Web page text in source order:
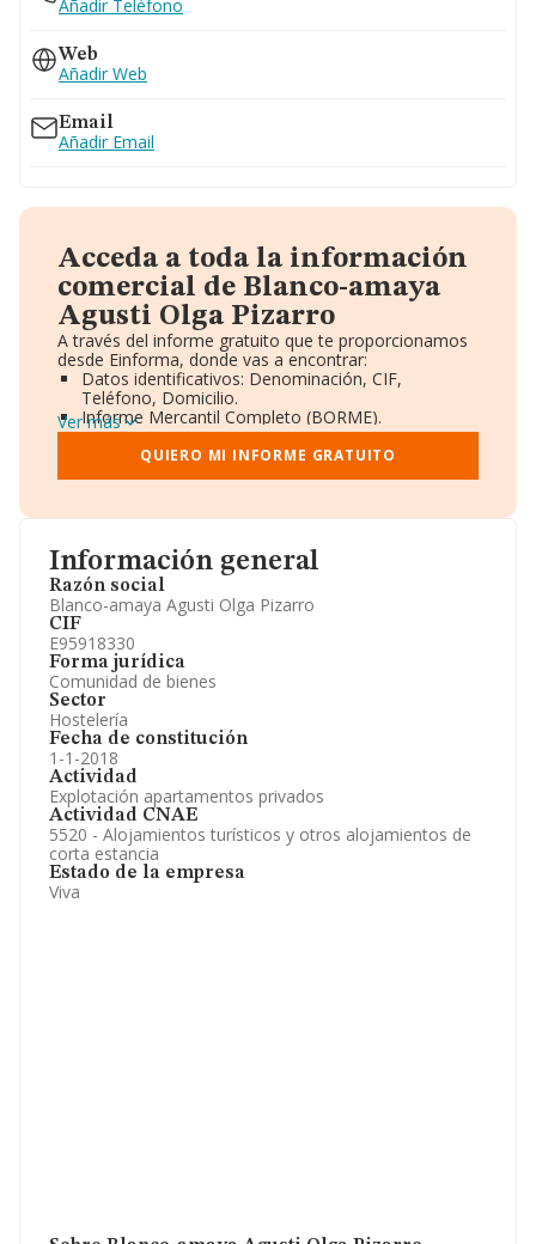
Información general
Razón social
Blanco-amaya Agusti Olga Pizarro
CIF
E95918330
Forma jurídica
Comunidad de bienes
Sector
Hostelería
Fecha de constitución
1-1-2018
Actividad
Explotación apartamentos privados
Actividad CNAE
5520 - Alojamientos turísticos y otros alojamientos de
corta estancia
Estado de la empresa
Viva
Añadir Teléfono
Web
Añadir Web
Email
Añadir Email
Acceda a toda la información
comercial de Blanco-amaya
Agusti Olga Pizarro
A través del informe gratuito que te proporcionamos
desde Einforma, donde vas a encontrar:
Datos identificativos: Denominación, CIF,
Teléfono, Domicilio.
Informe Mercantil Completo (BORME).
Gráficos de Evolución Ventas y Empleados.
Consejo de Administración y Administradores.
Directivos y Ejecutivos.
Información oficial y registral complementaria.
Ver más
QUIERO MI INFORME GRATUITO